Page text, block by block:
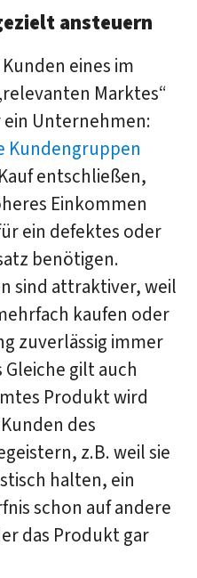
ansteuern
eines im
Marktes“
Unternehmen:
Kundengruppen
entschließen,
Einkommen
ein defektes oder
benötigen.
sind attraktiver, weil
kaufen oder
zuverlässig immer
gilt auch
Produkt wird
des
z.B. weil sie
halten, ein
schon auf andere
das Produkt gar